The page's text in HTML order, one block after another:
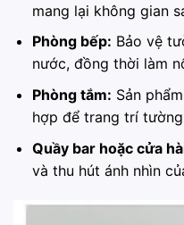
mang lại không gian
Phòng bếp: Bảo vệ
nước, đồng thời làm
Phòng tắm: Sản
hợp để trang trí tường
Quầy bar hoặc cửa
và thu hút ánh nhìn